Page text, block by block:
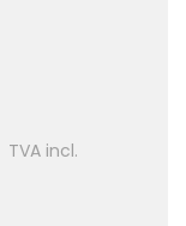
TVA incl.